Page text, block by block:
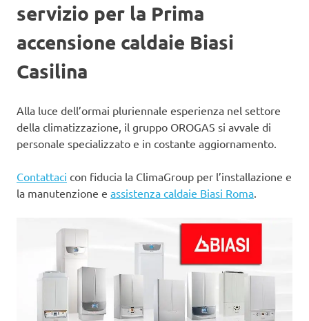
servizio per la Prima
accensione caldaie Biasi
Casilina
Alla luce dell’ormai pluriennale esperienza nel settore
della climatizzazione, il gruppo OROGAS si avvale di
personale specializzato e in costante aggiornamento.
Contattaci con fiducia la ClimaGroup per l’installazione e
la manutenzione e assistenza caldaie Biasi Roma.